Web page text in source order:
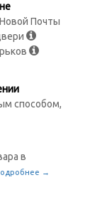
Почты
способом,
в
→